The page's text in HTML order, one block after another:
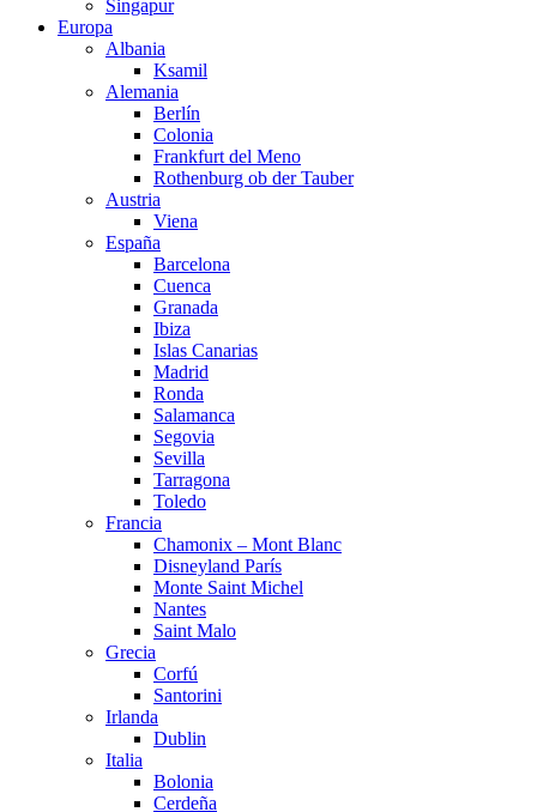
Singapur
Europa
Albania
Ksamil
Alemania
Berlín
Colonia
Frankfurt del Meno
Rothenburg ob der Tauber
Austria
Viena
España
Barcelona
Cuenca
Granada
Ibiza
Islas Canarias
Madrid
Ronda
Salamanca
Segovia
Sevilla
Tarragona
Toledo
Francia
Chamonix – Mont Blanc
Disneyland París
Monte Saint Michel
Nantes
Saint Malo
Grecia
Corfú
Santorini
Irlanda
Dublin
Italia
Bolonia
Cerdeña